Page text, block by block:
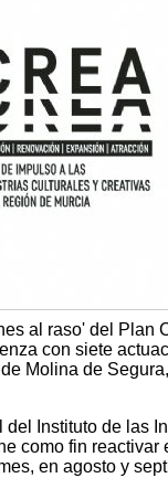
al raso' del Plan
con siete
Molina de
del Instituto de las
como fin
en agosto y